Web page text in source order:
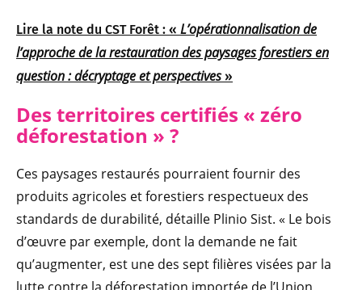
Lire la note du CST Forêt : « L’opérationnalisation de
l’approche de la restauration des paysages forestiers en
question : décryptage et perspectives»
Des territoires certifiés « zéro
déforestation » ?
Ces paysages restaurés pourraient fournir des
produits agricoles et forestiers respectueux des
standards de durabilité, détaille Plinio Sist. « Le bois
d’œuvre par exemple, dont la demande ne fait
qu’augmenter, est une des sept filières visées par la